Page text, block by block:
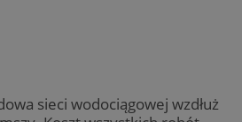
sieci wodociągowej wzdłuż